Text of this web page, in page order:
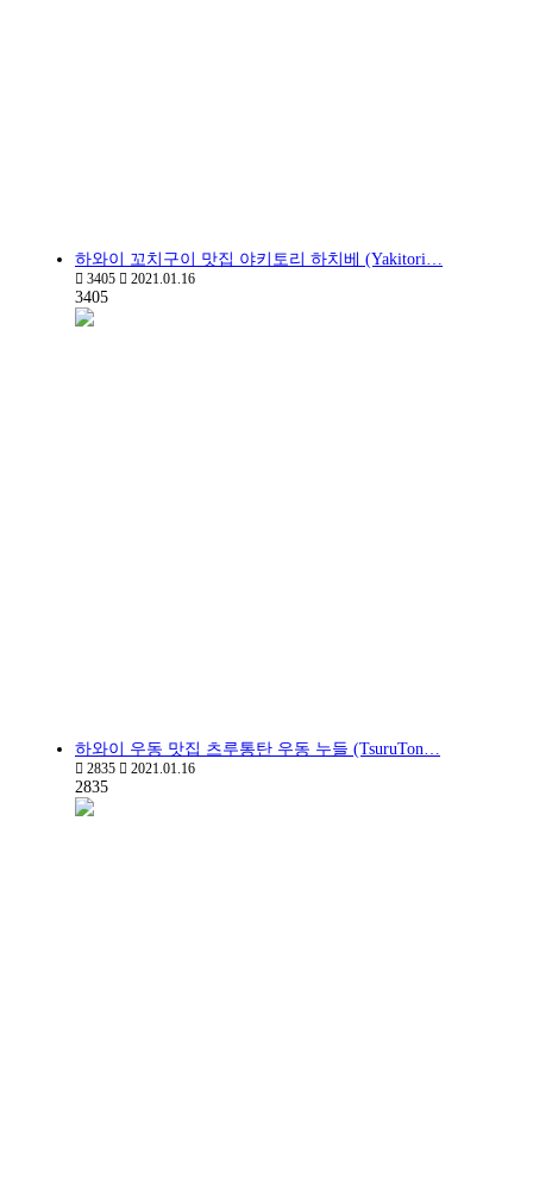
하와이 꼬치구이 맛집 야키토리 하치베 (Yakitori…
3405 2021.01.16
3405
하와이 우동 맛집 츠루통탄 우동 누들 (TsuruTon…
2835 2021.01.16
2835